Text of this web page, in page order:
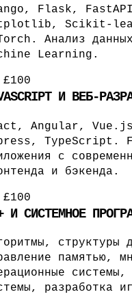
Flask,
Scikit-
Анализ
Learning.
И ВЕБ-
Angular,
TypeScript.
с
и бэкенда.
И СИСТЕМНОЕ
структуры
памятью,
системы,
разработка